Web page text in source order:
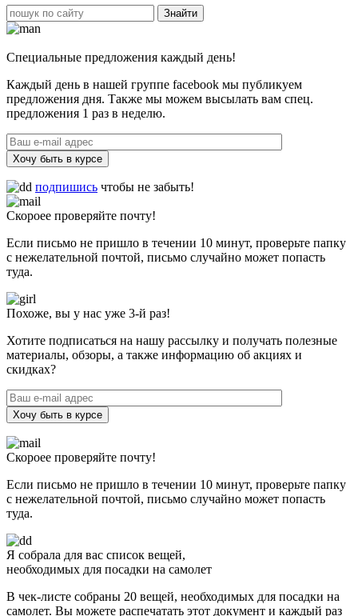
Специальные предложения каждый день!
Каждый день в нашей группе facebook мы публикуем
предложения дня. Также мы можем высылать вам спец.
предложения 1 раз в неделю.
Хочу быть в курсе
подпишись чтобы не забыть!
Скороее проверяйте почту!
Если письмо не пришло в течении 10 минут, проверьте папку
с нежелательной почтой, письмо случайно может попасть
туда.
Похоже, вы у нас уже 3-й раз!
Хотите подписаться на нашу рассылку и получать полезные
материалы, обзоры, а также информацию об акциях и
скидках?
Хочу быть в курсе
Скороее проверяйте почту!
Если письмо не пришло в течении 10 минут, проверьте папку
с нежелательной почтой, письмо случайно может попасть
туда.
Я собрала для вас список вещей,
необходимых для посадки на самолет
В чек-листе собраны 20 вещей, необходимых для посадки на
самолет. Вы можете распечатать этот документ и каждый раз